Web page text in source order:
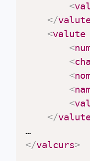
<
</
<valute
<
<
<
<
<
</
</valcurs>